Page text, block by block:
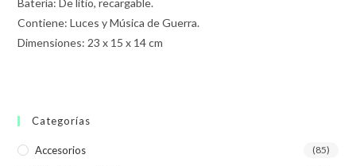
Contiene: Luces y Música de Guerra.
Dimensiones: 23 x 15 x 14 cm
Categorías
Accesorios (85)